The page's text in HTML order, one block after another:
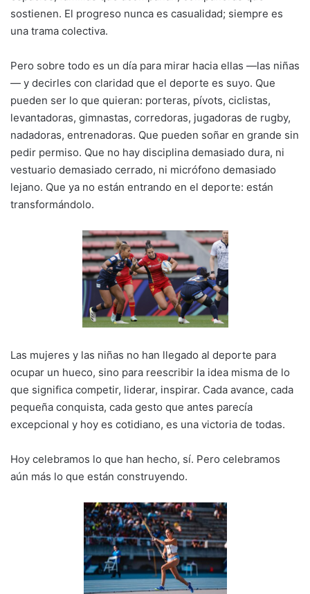
sostienen. El progreso nunca es casualidad; siempre es
una trama colectiva.
Pero sobre todo es un día para mirar hacia ellas —las niñas
— y decirles con claridad que el deporte es suyo. Que
pueden ser lo que quieran: porteras, pívots, ciclistas,
levantadoras, gimnastas, corredoras, jugadoras de rugby,
nadadoras, entrenadoras. Que pueden soñar en grande sin
pedir permiso. Que no hay disciplina demasiado dura, ni
vestuario demasiado cerrado, ni micrófono demasiado
lejano. Que ya no están entrando en el deporte: están
transformándolo.
Las mujeres y las niñas no han llegado al deporte para
ocupar un hueco, sino para reescribir la idea misma de lo
que significa competir, liderar, inspirar. Cada avance, cada
pequeña conquista, cada gesto que antes parecía
excepcional y hoy es cotidiano, es una victoria de todas.
Hoy celebramos lo que han hecho, sí. Pero celebramos
aún más lo que están construyendo.